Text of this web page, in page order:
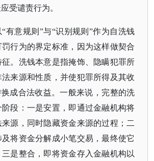
受谴责行为。
“有意规则”与“识别规则”作为自洗钱
行为的界定标准，因为这样做契合
。洗钱本意是指掩饰、隐瞒犯罪所
来源和性质，并使犯罪所得及其收
成合法收益。一般来说，完整的洗
段：一是安置，即通过金融机构将
源，同时隐藏资金来源的过程；二
将资金分解成小笔交易，最终使它
是整合，即将资金存入金融机构以